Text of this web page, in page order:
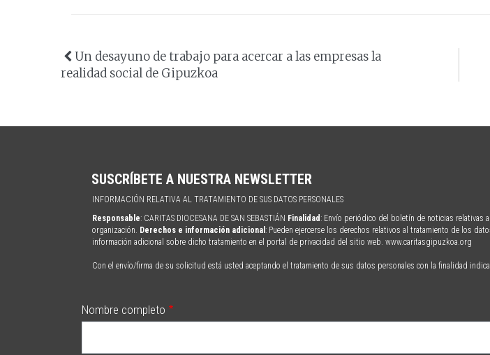
Un desayuno de trabajo para acercar a las empresas la
realidad social de Gipuzkoa
SUSCRÍBETE A NUESTRA NEWSLETTER
INFORMACIÓN RELATIVA AL TRATAMIENTO DE SUS DATOS PERSONALES
Responsable: CARITAS DIOCESANA DE SAN SEBASTIÁN Finalidad : Envío periódico del boletín de noticias relativas
organización. Derechos e información adicional : Pueden ejercerse los derechos relativos al tratamiento de los
información adicional sobre dicho tratamiento en el portal de privacidad del sitio web. www.caritasgipuzkoa.org
Con el envío/firma de su solicitud está usted aceptando el tratamiento de sus datos personales con la finalidad
Nombre completo